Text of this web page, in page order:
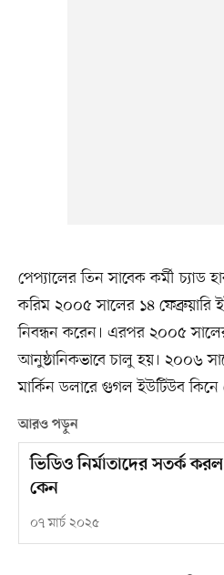
পেপ্যালের তিন সাবেক কর্মী চ্যাড
করিম ২০০৫ সালের ১৪
নিবন্ধন করেন। এরপর ২০০৫
আনুষ্ঠানিকভাবে চালু হয়। ২০০৬
মার্কিন ডলারে গুগল ইউটিউব কিনে
আরও পড়ুন
ভিডিও নির্মাতাদের সতর্ক
কেন
০৭ মার্চ ২০২৫